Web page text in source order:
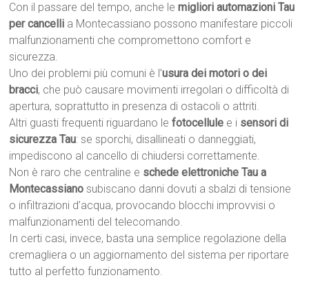
Con il passare del tempo, anche lemigliori automazioni Tau
per cancelli a Montecassiano possono manifestare piccoli
malfunzionamenti che compromettono comfort e
sicurezza.
Uno dei problemi più comuni è l’usura dei motori o dei
bracci, che può causare movimenti irregolari o difficoltà di
apertura, soprattutto in presenza di ostacoli o attriti.
Altri guasti frequenti riguardano lefotocellule e i sensori di
sicurezza Tau: se sporchi, disallineati o danneggiati,
impediscono al cancello di chiudersi correttamente.
Non è raro che centraline e schede elettroniche Tau a
Montecassiano subiscano danni dovuti a sbalzi di tensione
o infiltrazioni d’acqua, provocando blocchi improvvisi o
malfunzionamenti del telecomando.
In certi casi, invece, basta una semplice regolazione della
cremagliera o un aggiornamento del sistema per riportare
tutto al perfetto funzionamento.